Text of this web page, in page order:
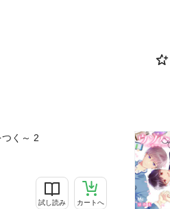
く～ 2
試し読み カートへ